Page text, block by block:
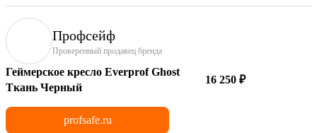
Профсейф
Проверенный продавец бренда
Геймерское кресло Everprof Ghost
Ткань Черный
16 250 ₽
profsafe.ru